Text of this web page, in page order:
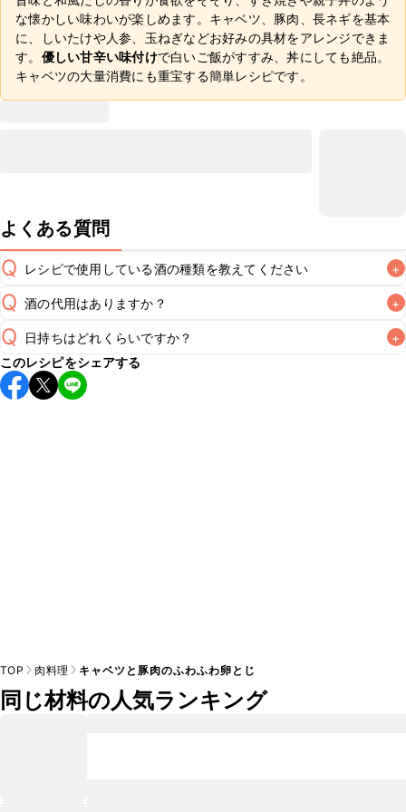
な懐かしい味わいが楽しめます。キャベツ、豚肉、長ネギを基本
に、しいたけや人参、玉ねぎなどお好みの具材をアレンジできま
す。 優しい甘辛い味付けで白いご飯がすすみ、丼にしても絶品。
キャベツの大量消費にも重宝する簡単レシピです。
よくある質問
Q レシピで使用している酒の種類を教えてください +
A
Q 酒の代用はありますか？ +
A
Q 日持ちはどれくらいですか？ +
保存期間は冷蔵で翌日中が目安です。なるべくお早めにお召
し上がりください。
このレシピをシェアする
TOP 肉料理 キャベツと豚肉のふわふわ卵とじ
同じ材料の人気ランキング